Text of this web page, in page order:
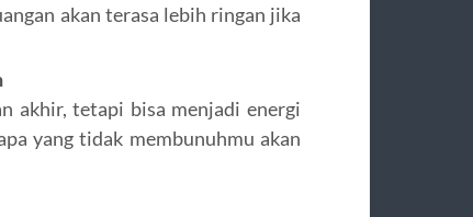
akan terasa lebih ringan jika
akhir, tetapi bisa menjadi energi
yang tidak membunuhmu akan